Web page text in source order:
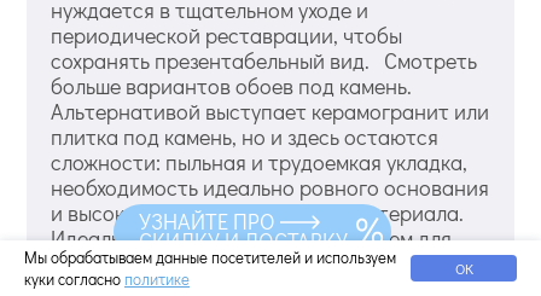
нуждается в тщательном уходе и
периодической реставрации, чтобы
сохранять презентабельный вид. Смотреть
больше вариантов обоев под камень.
Альтернативой выступает керамогранит или
плитка под камень, но и здесь остаются
сложности: пыльная и трудоемкая укладка,
необходимость идеально ровного основания
и высокая цена качественного материала.
Идеальным архитектурным решением для
тех, кто мечтает о брутальном лофте,
уютном шале или элегантной классике,
Мы обрабатываем данные посетителей и используем
куки согласно политике ОК
УЗНАЙТЕ ПРО
СКИДКУ И ДОСТАВКУ